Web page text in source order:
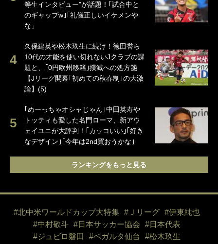
等生インタビュー”が話題！｢試合中と
のギャップw｣｢礼儀正しいイケメンや
な」
久保建英や松木玖生に続け！徳田誉ら
10代の才能を使い切れないJクラブの課
題と、｢0円欧州移籍｣撲滅への処方箋
【Jリーグ開幕｢初めての秋春制｣の大激
論】(5)
｢めーっちゃオシャじゃん｣中田英寿や
トッティも愛した名門ローマ、新アウ
ェイユニが大評判！｢カッコいい｣｢好き
なデザイン｣｢今年は2nd買おうかな｣
ランキングをもっと見る
#北中米ワールドカップ大特集 #Ｊリーグ
#伊東純也
#中村敬斗
#日本サッカー協会
#日本代表
#ジュビロ磐田
#ベガルタ仙台
#松木玖生